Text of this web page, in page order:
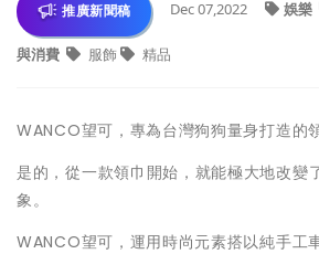
推廣新聞稿 Dec 07,2022 娛樂
與消費 服飾 精品
WANCO望可，專為台灣狗狗量身打造的
是的，從一款領巾開始，就能極大地改變
象。
WANCO望可，運用時尚元素搭以純手工